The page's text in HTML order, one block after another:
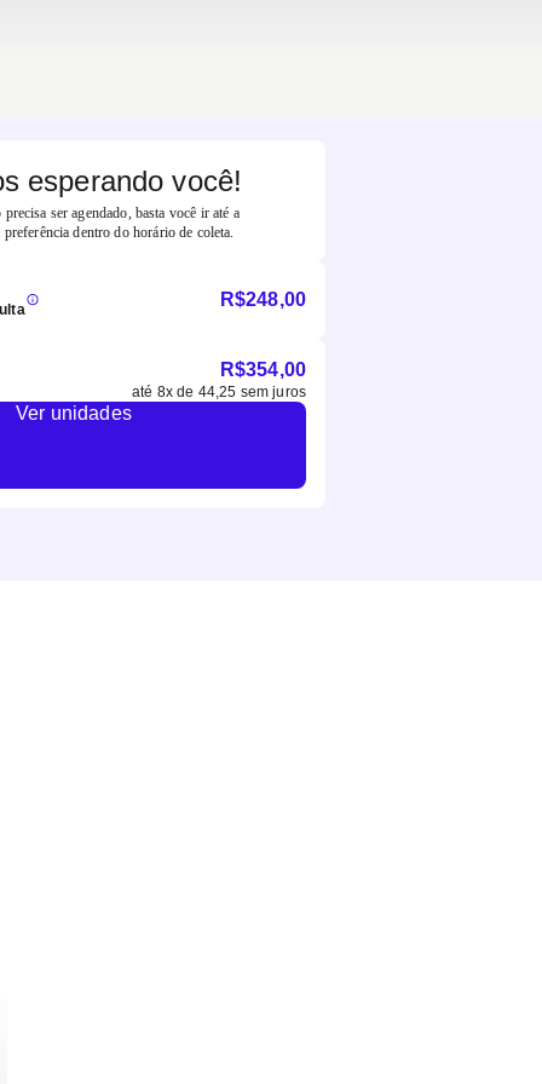
esperando você!
precisa ser agendado, basta você ir até a
preferência dentro do horário de coleta.
R$248,00
R$354,00
até 8x de 44,25 sem juros
Ver unidades